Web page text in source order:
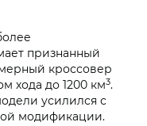
признанный
кроссовер
хода до 1200 км3.
усилился с
модификации.